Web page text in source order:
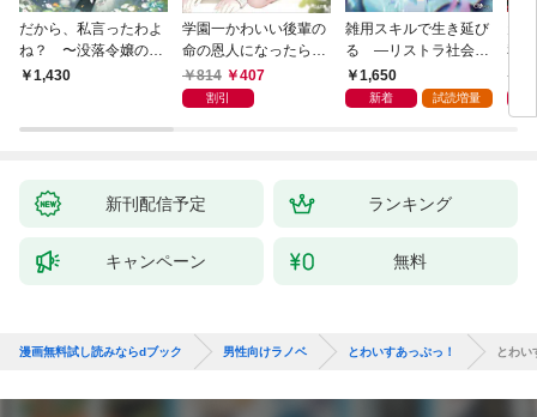
だから、私言ったわよ
ね？ 〜没落令嬢の案
外楽しい領地改革〜
1,430
学園一かわいい後輩の
命の恩人になったら、
通い妻になって関係を
迫ってくる。
814 407
割引
雑用スキルで生き延び
る —リストラ社会人
のソロダンジョン攻略
記—
1,650
新着 試読増量
私
戻
し
新刊配信予定 ランキング
キャンペーン 無料
漫画無料試し読みならdブック 男性向けラノベ とわいすあっぷっ！ とわ